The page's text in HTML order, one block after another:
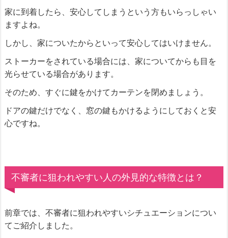
家に到着したら、安心してしまうという方もいらっしゃい
ますよね。
しかし、家についたからといって安心してはいけません。
ストーカーをされている場合には、家についてからも目を
光らせている場合があります。
そのため、すぐに鍵をかけてカーテンを閉めましょう。
ドアの鍵だけでなく、窓の鍵もかけるようにしておくと安
心ですね。
不審者に狙われやすい人の外見的な特徴とは？
前章では、不審者に狙われやすいシチュエーションについ
てご紹介しました。